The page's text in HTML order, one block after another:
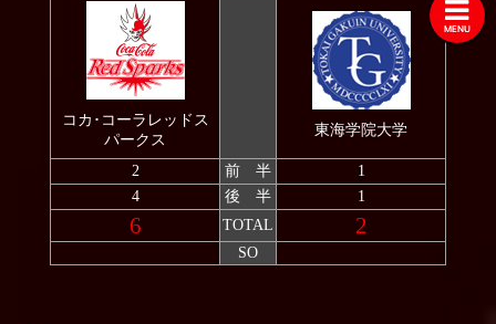
2010
2009
2008
2007
コカ･コーラレッドス
パークス
東海学院大学
2 前 半
1
4
後 半 1
6 TOTAL 2
SO
MENU